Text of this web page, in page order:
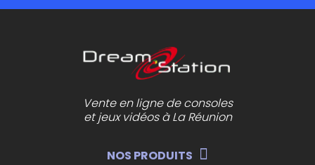
Vente en ligne de consoles
et jeux vidéos à La Réunion
NOS PRODUITS